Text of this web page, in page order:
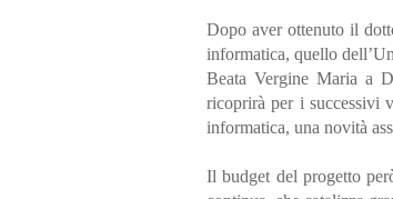
Dopo aver ottenuto il
informatica, quello
Beata Vergine Maria a
ricoprirà per i successivi
informatica, una novità
Il budget del progetto